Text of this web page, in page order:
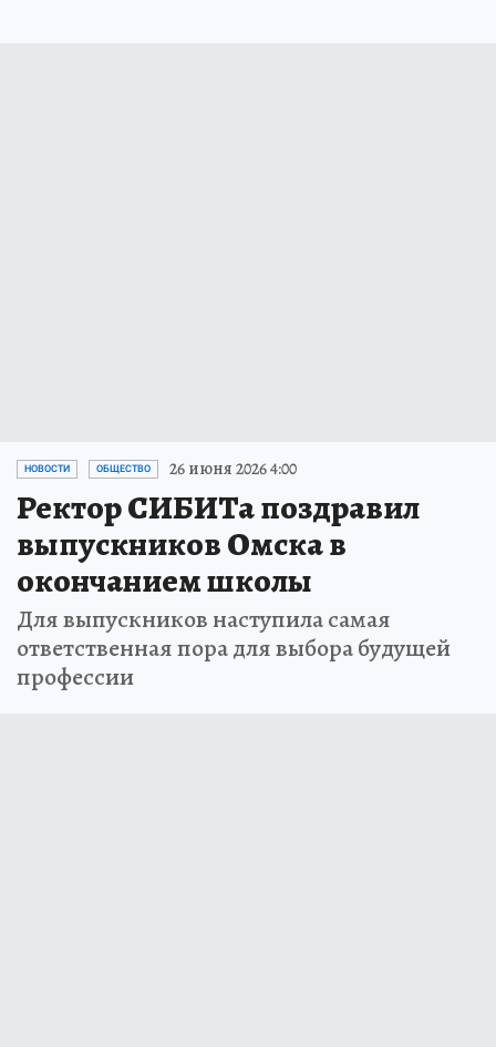
НОВОСТИ ОБЩЕСТВО 26 июня 2026 4:00
Ректор СИБИТа поздравил
выпускников Омска в
окончанием школы
Для выпускников наступила самая
ответственная пора для выбора будущей
профессии